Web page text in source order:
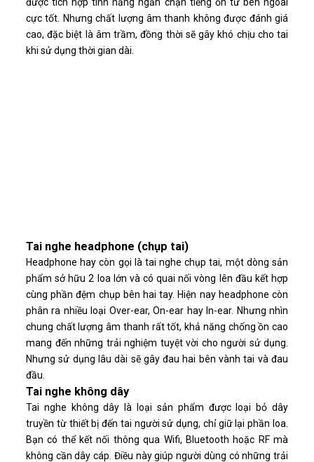
cực tốt. Nhưng chất lượng âm thanh không được đánh giá
cao, đặc biệt là âm trầm, đồng thời sẽ gây khó chịu cho tai
khi sử dụng thời gian dài.
Tai nghe headphone (chụp tai)
Headphone hay còn gọi là tai nghe chụp tai, một dòng sản
phẩm sở hữu 2 loa lớn và có quai nối vòng lên đầu kết hợp
cùng phần đệm chụp bên hai tay. Hiện nay headphone còn
phân ra nhiều loại Over-ear, On-ear hay In-ear. Nhưng nhìn
chung chất lượng âm thanh rất tốt, khả năng chống ồn cao
mang đến những trải nghiệm tuyệt vời cho người sử dụng.
Nhưng sử dụng lâu dài sẽ gây đau hai bên vành tai và đau
đầu.
Tai nghe không dây
Tai nghe không dây là loại sản phẩm được loại bỏ dây
truyền từ thiết bị đến tai người sử dụng, chỉ giữ lại phần loa.
Bạn có thể kết nối thông qua Wifi, Bluetooth hoặc RF mà
không cần dây cáp. Điều này giúp người dùng có những trải